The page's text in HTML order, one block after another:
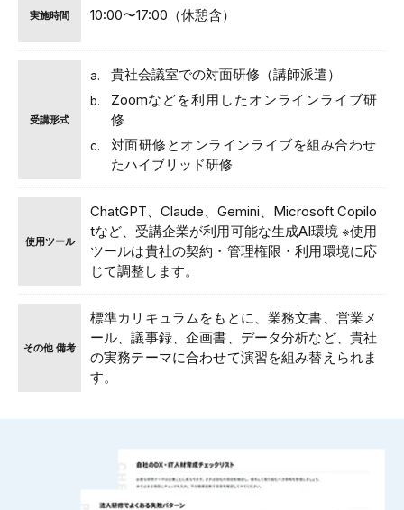
実施時間 10:00〜17:00（休憩含）
受講形式
貴社会議室での対面研修（講師派遣）
Zoomなどを利用したオンラインライブ研
修
対面研修とオンラインライブを組み合わせ
たハイブリッド研修
使用ツール
ChatGPT、Claude、Gemini、Microsoft Copilo
tなど、受講企業が利用可能な生成AI環境 ※使用
ツールは貴社の契約・管理権限・利用環境に応
じて調整します。
その他 備考
標準カリキュラムをもとに、業務文書、営業メ
ール、議事録、企画書、データ分析など、貴社
の実務テーマに合わせて演習を組み替えられま
す。